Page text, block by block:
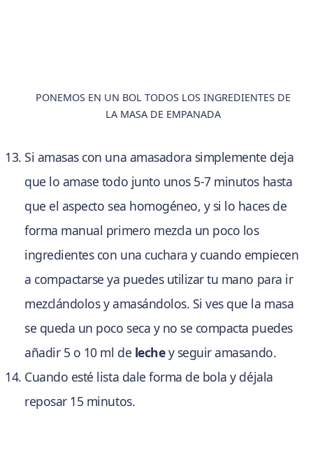
PONEMOS EN UN BOL TODOS LOS INGREDIENTES DE
LA MASA DE EMPANADA
Si amasas con una amasadora simplemente deja
que lo amase todo junto unos 5-7 minutos hasta
que el aspecto sea homogéneo, y si lo haces de
forma manual primero mezcla un poco los
ingredientes con una cuchara y cuando empiecen
a compactarse ya puedes utilizar tu mano para ir
mezclándolos y amasándolos. Si ves que la masa
se queda un poco seca y no se compacta puedes
añadir 5 o 10 ml de lechey seguir amasando.
Cuando esté lista dale forma de bola y déjala
reposar 15 minutos.